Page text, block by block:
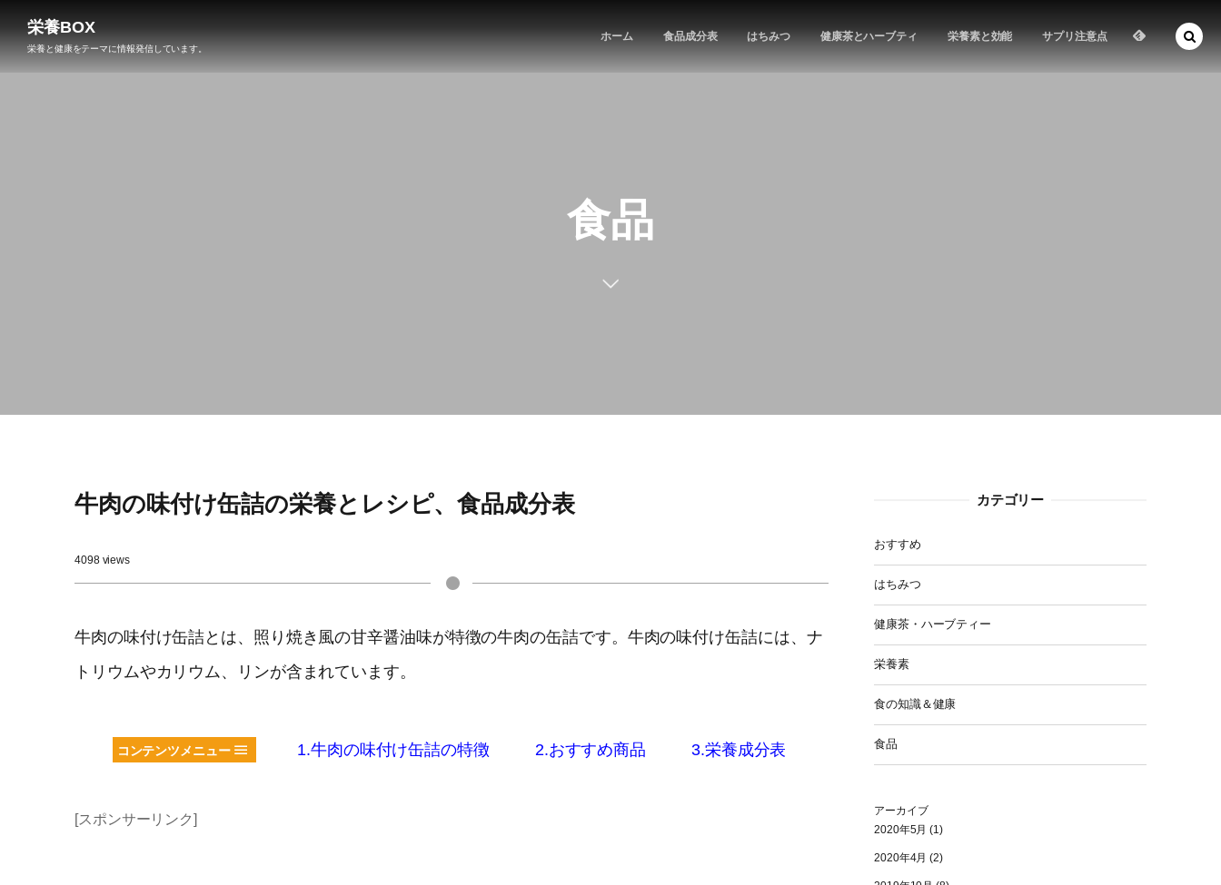
栄養BOX
栄養と健康をテーマに情報発信しています。
ホーム 食品成分表 はちみつ 健康茶とハーブティ 栄養素と効能 サプリ注意点
食品
牛肉の味付け缶詰の栄養とレシピ、食品成分表
4098 views
牛肉の味付け缶詰とは、照り焼き風の甘辛醤油味が特徴の牛肉の缶詰です。牛肉の味付け缶詰には、ナ
トリウムやカリウム、リンが含まれています。
コンテンツメニュー 1.牛肉の味付け缶詰の特徴 2.おすすめ商品 3.栄養成分表
[スポンサーリンク]
カテゴリー
おすすめ
はちみつ
健康茶・ハーブティー
栄養素
食の知識＆健康
食品
アーカイブ
2020年5月 (1)
2020年4月 (2)